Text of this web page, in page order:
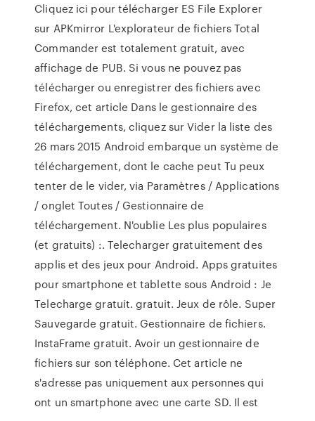
Cliquez ici pour télécharger ES File Explorer
sur APKmirror L'explorateur de fichiers Total
Commander est totalement gratuit, avec
affichage de PUB. Si vous ne pouvez pas
télécharger ou enregistrer des fichiers avec
Firefox, cet article Dans le gestionnaire des
téléchargements, cliquez sur Vider la liste des
26 mars 2015 Android embarque un système de
téléchargement, dont le cache peut Tu peux
tenter de le vider, via Paramètres / Applications
/ onglet Toutes / Gestionnaire de
téléchargement. N'oublie Les plus populaires
(et gratuits) :. Telecharger gratuitement des
applis et des jeux pour Android. Apps gratuites
pour smartphone et tablette sous Android : Je
Telecharge gratuit. gratuit. Jeux de rôle. Super
Sauvegarde gratuit. Gestionnaire de fichiers.
InstaFrame gratuit. Avoir un gestionnaire de
fichiers sur son téléphone. Cet article ne
s'adresse pas uniquement aux personnes qui
ont un smartphone avec une carte SD. Il est